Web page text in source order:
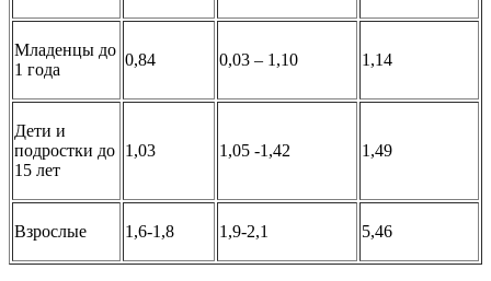
Младенцы до
1 года
0,84 0,03 – 1,10 1,14
Дети и
подростки до
15 лет
1,03 1,05 -1,42 1,49
Взрослые 1,6-1,8 1,9-2,1 5,46